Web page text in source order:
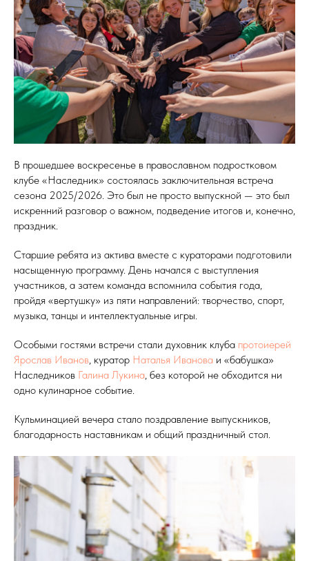
В прошедшее воскресенье в православном подростковом
клубе «Наследник» состоялась заключительная встреча
сезона 2025/2026. Это был не просто выпускной — это был
искренний разговор о важном, подведение итогов и, конечно,
праздник.
Старшие ребята из актива вместе с кураторами подготовили
насыщенную программу. День начался с выступления
участников, а затем команда вспомнила события года,
пройдя «вертушку» из пяти направлений: творчество, спорт,
музыка, танцы и интеллектуальные игры.
Особыми гостями встречи стали духовник клуба протоиерей
Ярослав Иванов, куратор Наталья Иванова и «бабушка»
Наследников Галина Лукина, без которой не обходится ни
одно кулинарное событие.
Кульминацией вечера стало поздравление выпускников,
благодарность наставникам и общий праздничный стол.